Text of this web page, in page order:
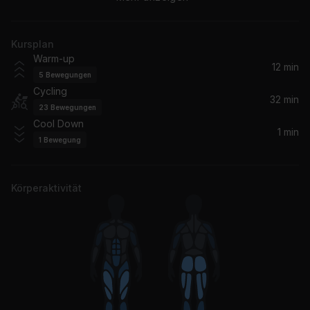
Chills (LA Hills)
Tiësto, A Boogie Wit da Hoodie
Sub-Saharian Ghost
Benny T
Joker And The Thief
The Hand That Feeds
Nine Inch Nails
Kursplan
Warm-up
5 Bewegungen
12 min
Cycling
23 Bewegungen
32 min
Cool Down
1 Bewegung
1 min
Körperaktivität